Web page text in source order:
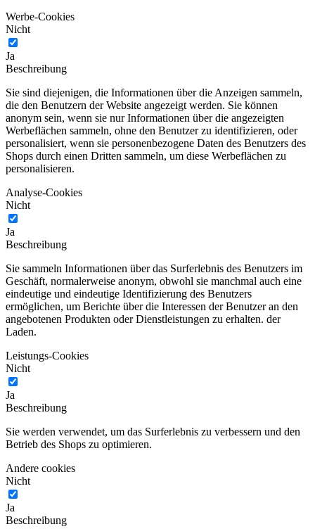
Werbe-Cookies
Nicht
Ja
Beschreibung
Sie sind diejenigen, die Informationen über die Anzeigen sammeln,
die den Benutzern der Website angezeigt werden. Sie können
anonym sein, wenn sie nur Informationen über die angezeigten
Werbeflächen sammeln, ohne den Benutzer zu identifizieren, oder
personalisiert, wenn sie personenbezogene Daten des Benutzers des
Shops durch einen Dritten sammeln, um diese Werbeflächen zu
personalisieren.
Analyse-Cookies
Nicht
Ja
Beschreibung
Sie sammeln Informationen über das Surferlebnis des Benutzers im
Geschäft, normalerweise anonym, obwohl sie manchmal auch eine
eindeutige und eindeutige Identifizierung des Benutzers
ermöglichen, um Berichte über die Interessen der Benutzer an den
angebotenen Produkten oder Dienstleistungen zu erhalten. der
Laden.
Leistungs-Cookies
Nicht
Ja
Beschreibung
Sie werden verwendet, um das Surferlebnis zu verbessern und den
Betrieb des Shops zu optimieren.
Andere cookies
Nicht
Ja
Beschreibung